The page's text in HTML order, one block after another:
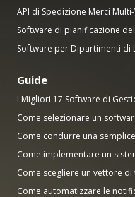
API di Spedizione Merci
Software di pianificazione
Software per Dipartimenti di
Guide
I Migliori 17 Software di
Come selezionare un
Come condurre una
Come implementare un
Come scegliere un vettore
Come automatizzare le